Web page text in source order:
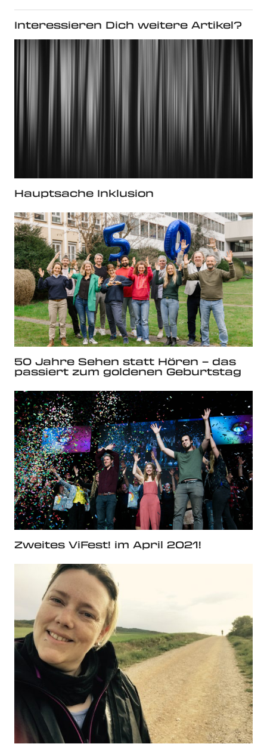
Interessieren Dich weitere Artikel?
Hauptsache Inklusion
50 Jahre Sehen statt Hören – das
passiert zum goldenen Geburtstag
Zweites ViFest! im April 2021!